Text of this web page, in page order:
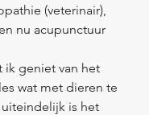
(veterinair),
nu acupunctuur
wat met dieren te
is het